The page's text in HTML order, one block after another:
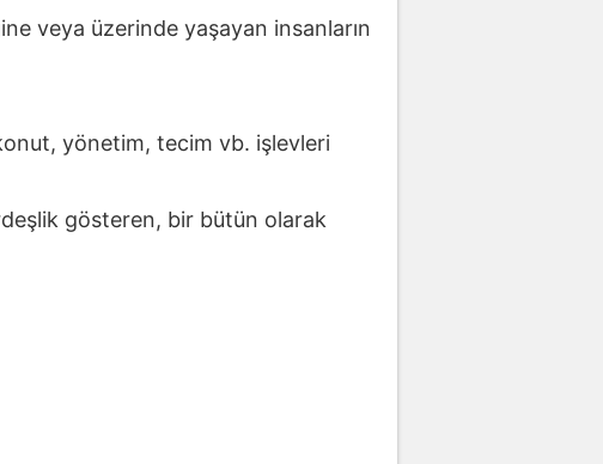
veya üzerinde yaşayan insanların
yönetim, tecim vb. işlevleri
gösteren, bir bütün olarak